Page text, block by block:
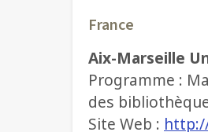
France
Aix-Marseille
Programme :
des
Site Web :